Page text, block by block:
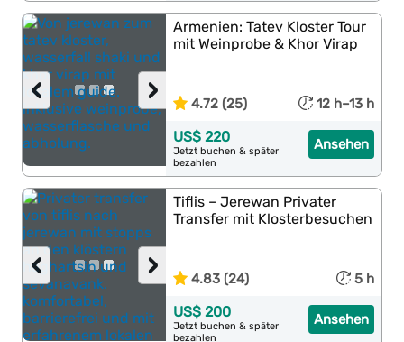
›
‹
Armenien: Tatev Kloster Tour
mit Weinprobe & Khor Virap
4.72 (25) 12 h–13 h
Ansehen
US$ 220
Jetzt buchen & später
bezahlen
›
‹
Tiflis – Jerewan Privater
Transfer mit Klosterbesuchen
4.83 (24) 5 h
Ansehen
US$ 200
Jetzt buchen & später
bezahlen